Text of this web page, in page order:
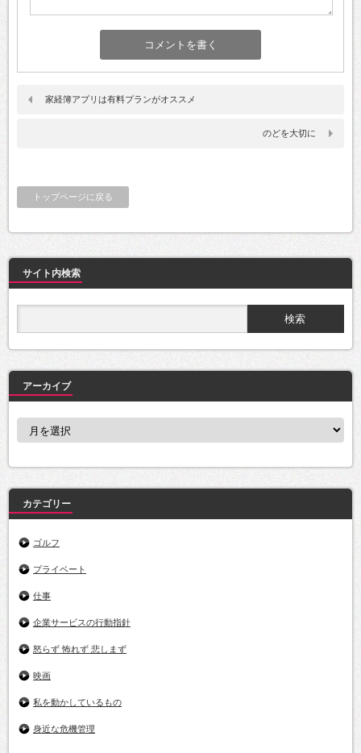
家経簿アプリは有料プランがオススメ
のどを大切に
トップページに戻る
サイト内検索
アーカイブ
ア
ブ
カテゴリー
ゴルフ
プライベート
仕事
企業サービスの行動指針
怒らず 怖れず 悲しまず
映画
私を動かしているもの
身近な危機管理